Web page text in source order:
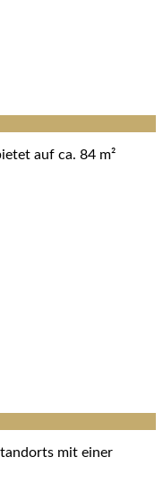
auf ca. 84 m²
mit einer